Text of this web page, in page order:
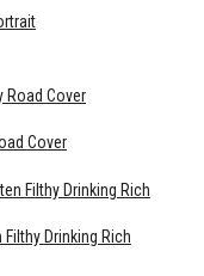
Cover
Drinking Rich